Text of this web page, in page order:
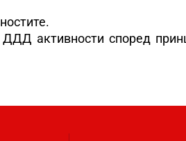
активности според